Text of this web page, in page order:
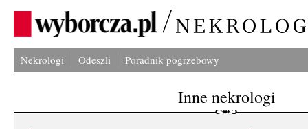
Nekrologi Odeszli Poradnik pogrzebowy
Inne nekrologi